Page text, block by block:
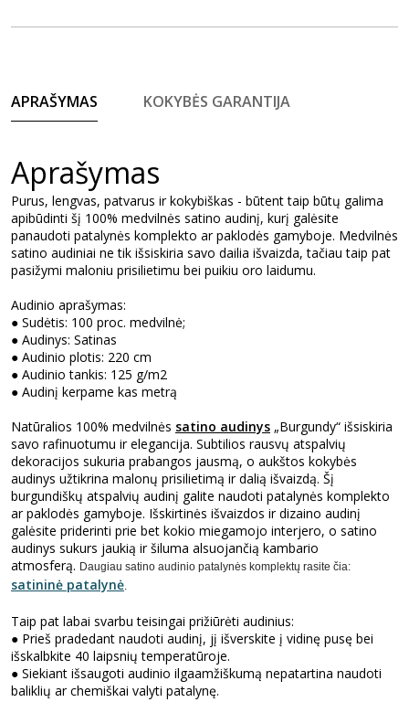
APRAŠYMAS KOKYBĖS GARANTIJA
Aprašymas
Purus, lengvas, patvarus ir kokybiškas - būtent taip būtų galima
apibūdinti šį 100% medvilnės satino audinį, kurį galėsite
panaudoti patalynės komplekto ar paklodės gamyboje. Medvilnės
satino audiniai ne tik išsiskiria savo dailia išvaizda, tačiau taip pat
pasižymi maloniu prisilietimu bei puikiu oro laidumu.
Audinio aprašymas:
● Sudėtis: 100 proc. medvilnė;
● Audinys: Satinas
● Audinio plotis: 220 cm
● Audinio tankis: 125 g/m2
● Audinį kerpame kas metrą
Natūralios 100% medvilnės satino audinys „Burgundy“ išsiskiria
savo rafinuotumu ir elegancija. Subtilios rausvų atspalvių
dekoracijos sukuria prabangos jausmą, o aukštos kokybės
audinys užtikrina malonų prisilietimą ir dalią išvaizdą. Šį
burgundiškų atspalvių audinį galite naudoti patalynės komplekto
ar paklodės gamyboje. Išskirtinės išvaizdos ir dizaino audinį
galėsite priderinti prie bet kokio miegamojo interjero, o satino
audinys sukurs jaukią ir šiluma alsuojančią kambario
atmosferą. Daugiau satino audinio patalynės komplektų rasite čia:
satininė patalynė
Taip pat labai svarbu teisingai prižiūrėti audinius:
● Prieš pradedant naudoti audinį, jį išverskite į vidinę pusę bei
išskalbkite 40 laipsnių temperatūroje.
● Siekiant išsaugoti audinio ilgaamžiškumą nepatartina naudoti
baliklių ar chemiškai valyti patalynę.